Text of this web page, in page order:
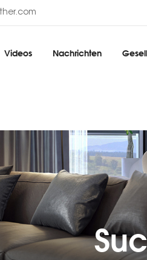
Videos Nachrichten